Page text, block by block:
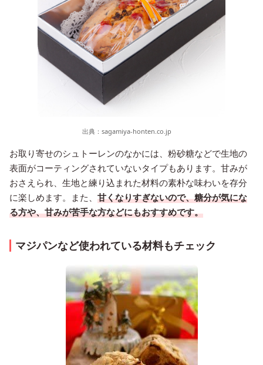
出典： sagamiya-honten.co.jp
お取り寄せのシュトーレンのなかには、粉砂糖などで生地の
表面がコーティングされていないタイプもあります。甘みが
おさえられ、生地と練り込まれた材料の素朴な味わいを存分
に楽しめます。また、 甘くなりすぎないので、糖分が気にな
る方や、甘みが苦手な方などにもおすすめです。
マジパンなど使われている材料もチェック